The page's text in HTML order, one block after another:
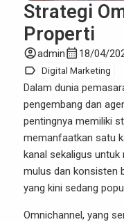
Strategi
Properti
account_circleadmincalendar_month 18/04/
label Digital Marketing
Dalam dunia
pengembang dan
pentingnya memiliki
memanfaatkan satu
kanal sekaligus untuk
mulus dan konsisten
yang kini sedang
Omnichannel, yang